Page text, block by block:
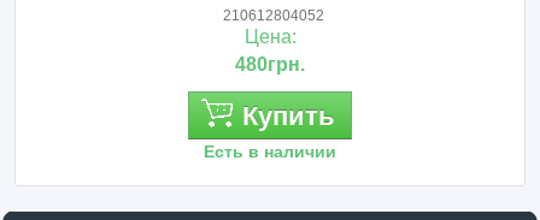
210612804052
Цена:
480грн.
Купить
Есть в наличии